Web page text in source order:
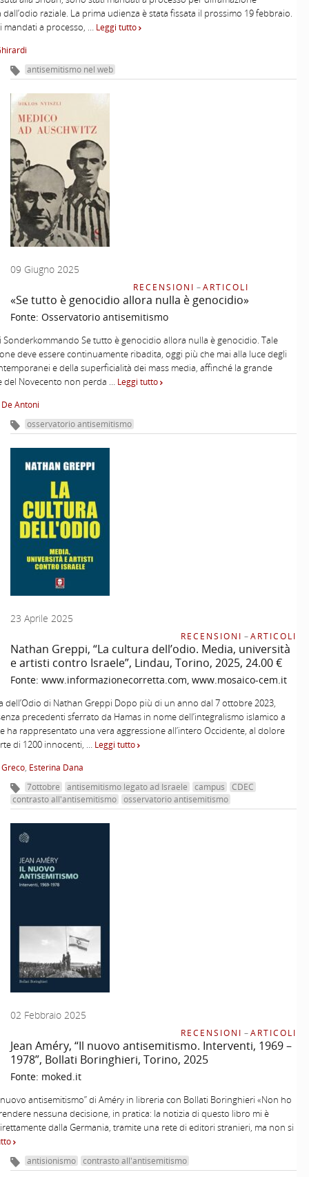
dall’odio raziale. La prima udienza è stata fissata il prossimo 19 febbraio.
mandati a processo, … Leggi tutto
antisemitismo nel web
09 Giugno 2025
RECENSIONI –ARTICOLI
«Se tutto è genocidio allora nulla è genocidio»
Fonte: Osservatorio antisemitismo
Sonderkommando Se tutto è genocidio allora nulla è genocidio. Tale
deve essere continuamente ribadita, oggi più che mai alla luce degli
e della superficialità dei mass media, affinché la grande
del Novecento non perda … Leggi tutto
Antoni
osservatorio antisemitismo
23 Aprile 2025
RECENSIONI –ARTICOLI
Nathan Greppi, “La cultura dell’odio. Media, università
e artisti contro Israele”, Lindau, Torino, 2025, 24.00 €
Fonte: www.informazionecorretta.com, www.mosaico-cem.it
dell’Odio di Nathan Greppi Dopo più di un anno dal 7 ottobre 2023,
precedenti sferrato da Hamas in nome dell’integralismo islamico a
ha rappresentato una vera aggressione all’intero Occidente, al dolore
di 1200 innocenti, … Leggi tutto
, Esterina Dana
7ottobre antisemitismo legato ad Israele campus
CDEC
contrasto all'antisemitismo
osservatorio antisemitismo
02 Febbraio 2025
RECENSIONI –ARTICOLI
Jean Améry, “Il nuovo antisemitismo. Interventi, 1969 –
1978”, Bollati Boringhieri, Torino, 2025
Fonte: moked.it
nuovo antisemitismo” di Améry in libreria con Bollati Boringhieri «Non ho
nessuna decisione, in pratica: la notizia di questo libro mi è
dalla Germania, tramite una rete di editori stranieri, ma non si
antisionismo contrasto all'antisemitismo